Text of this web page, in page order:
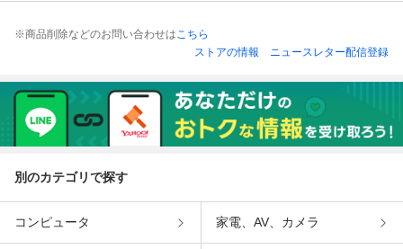
※商品削除などのお問い合わせはこちら
ストアの情報
ニュースレター配信登録
別のカテゴリで探す
コンピュータ 家電、AV、カメラ